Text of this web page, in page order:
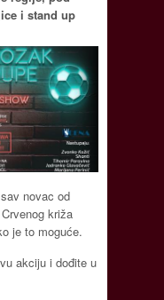
i stand up
novac od
križa
je to moguće.
akciju i dođite u